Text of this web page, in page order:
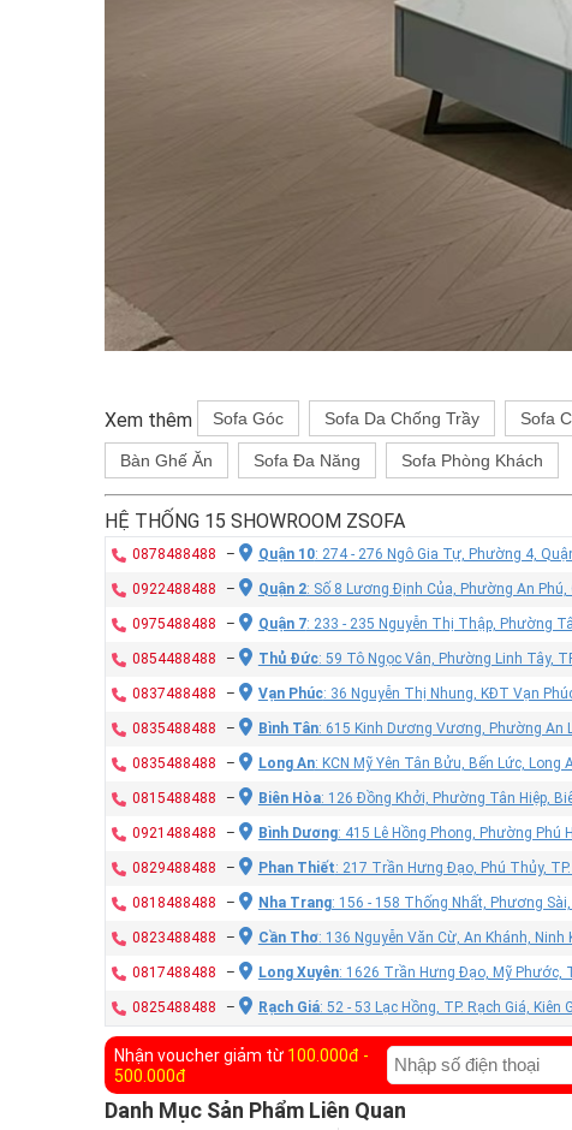
Xem thêm Sofa Góc Sofa Da Chống Trầy Sofa
Bàn Ghế Ăn Sofa Đa Năng Sofa Phòng Khách
HỆ THỐNG 15 SHOWROOM ZSOFA
0878488488 – Quận 10: 274 - 276 Ngô Gia Tự, Phường 4,
0922488488 – Quận 2: Số 8 Lương Định Của, Phường An Phú,
0975488488 – Quận 7: 233 - 235 Nguyễn Thị Thập, Phường
0854488488 – Thủ Đức: 59 Tô Ngọc Vân, Phường Linh Tây,
0837488488 – Vạn Phúc: 36 Nguyễn Thị Nhung, KĐT Vạn
0835488488 – Bình Tân: 615 Kinh Dương Vương, Phường An
0835488488 – Long An: KCN Mỹ Yên Tân Bửu, Bến Lức, Long
0815488488 – Biên Hòa: 126 Đồng Khởi, Phường Tân Hiệp,
0921488488 – Bình Dương: 415 Lê Hồng Phong, Phường Phú
0829488488 – Phan Thiết: 217 Trần Hưng Đạo, Phú Thủy,
0818488488 – Nha Trang: 156 - 158 Thống Nhất, Phương
0823488488 – Cần Thơ: 136 Nguyễn Văn Cừ, An Khánh, Ninh
0817488488 – Long Xuyên: 1626 Trần Hưng Đạo, Mỹ Phước,
0825488488 – Rạch Giá: 52 - 53 Lạc Hồng, TP. Rạch Giá, Kiên
Nhận voucher giảm từ 100.000đ -
500.000đ
Danh Mục Sản Phẩm Liên Quan